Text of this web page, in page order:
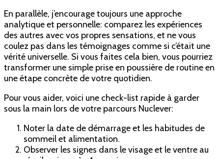
En parallèle, j’encourage toujours une approche
analytique et personnelle: comparez les expériences
des autres avec vos propres sensations, et ne vous
coulez pas dans les témoignages comme si c’était une
vérité universelle. Si vous faites cela bien, vous pourriez
transformer une simple prise en poussière de routine en
une étape concrète de votre quotidien.
Pour vous aider, voici une check-list rapide à garder
sous la main lors de votre parcours Nuclever:
Noter la date de démarrage et les habitudes de
sommeil et alimentation.
Observer les signes dans le visage et le ventre au